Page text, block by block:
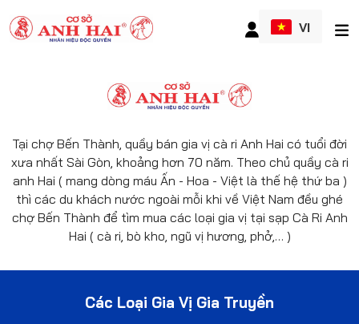
VI
Tại chợ Bến Thành, quầy bán gia vị cà ri Anh Hai có tuổi đời
xưa nhất Sài Gòn, khoảng hơn 70 năm. Theo chủ quầy cà ri
anh Hai ( mang dòng máu Ấn - Hoa - Việt là thế hệ thứ ba )
thì các du khách nước ngoài mỗi khi về Việt Nam đều ghé
chợ Bến Thành để tìm mua các loại gia vị tại sạp Cà Ri Anh
Hai ( cà ri, bò kho, ngũ vị hương, phở,… )
Các Loại Gia Vị Gia Truyền